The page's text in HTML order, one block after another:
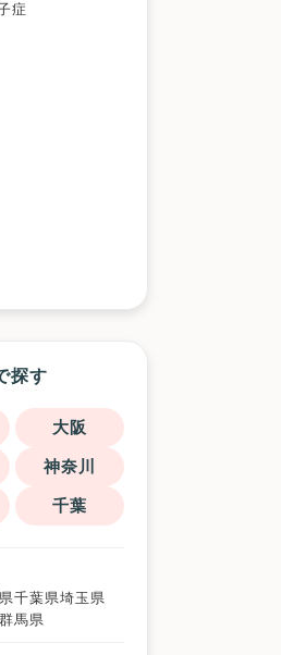
症
探す
大阪
神奈川
千葉
千葉県埼玉県
群馬県